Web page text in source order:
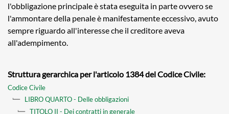
l'obbligazione principale è stata eseguita in parte ovvero se
l'ammontare della penale è manifestamente eccessivo, avuto
sempre riguardo all'interesse che il creditore aveva
all'adempimento.
Struttura gerarchica per l'articolo 1384 del Codice Civile:
Codice Civile
LIBRO QUARTO - Delle obbligazioni
TITOLO II - Dei contratti in generale